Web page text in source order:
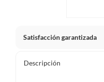
Satisfacción garantizada
Debe estar en perfecto
Descripción